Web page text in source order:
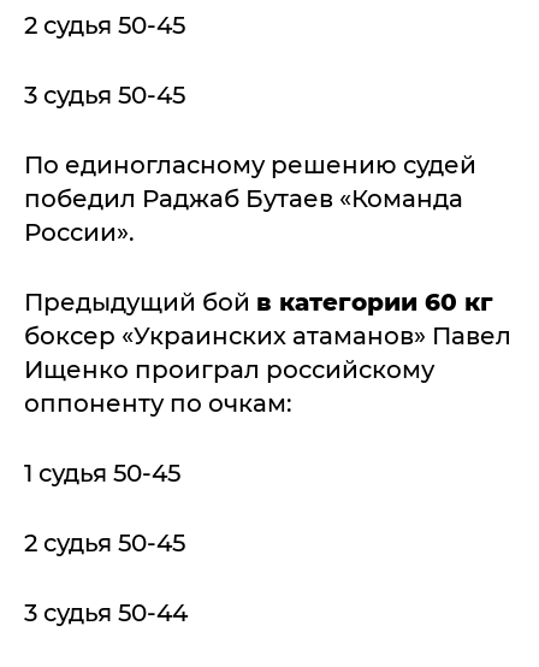
2 судья 50-45
3 судья 50-45
По единогласному решению судей
победил Раджаб Бутаев «Команда
России».
Предыдущий бой в категории 60 кг
боксер «Украинских атаманов» Павел
Ищенко проиграл российскому
оппоненту по очкам:
1 судья 50-45
2 судья 50-45
3 судья 50-44